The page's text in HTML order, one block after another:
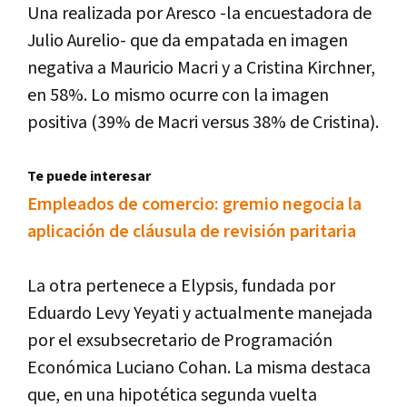
Una realizada por Aresco -la encuestadora de
Julio Aurelio- que da empatada en imagen
negativa a Mauricio Macri y a Cristina Kirchner,
en 58%. Lo mismo ocurre con la imagen
positiva (39% de Macri versus 38% de Cristina).
Te puede interesar
Empleados de comercio: gremio negocia la
aplicación de cláusula de revisión paritaria
La otra pertenece a Elypsis, fundada por
Eduardo Levy Yeyati y actualmente manejada
por el exsubsecretario de Programación
Económica Luciano Cohan. La misma destaca
que, en una hipotética segunda vuelta